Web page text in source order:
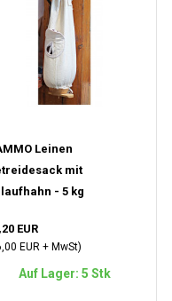
Leinen
mit
- 5 kg
EUR
EUR + MwSt)
Auf Lager: 5 Stk